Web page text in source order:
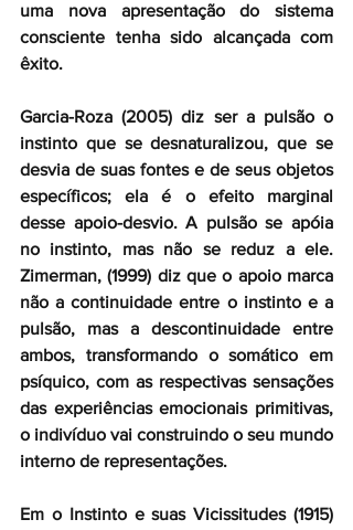
uma nova apresentação do sistema
consciente tenha sido alcançada com
êxito.
Garcia-Roza (2005) diz ser a pulsão o
instinto que se desnaturalizou, que se
desvia de suas fontes e de seus objetos
específicos; ela é o efeito marginal
desse apoio-desvio. A pulsão se apóia
no instinto, mas não se reduz a ele.
Zimerman, (1999) diz que o apoio marca
não a continuidade entre o instinto e a
pulsão, mas a descontinuidade entre
ambos, transformando o somático em
psíquico, com as respectivas sensações
das experiências emocionais primitivas,
o indivíduo vai construindo o seu mundo
interno de representações.
Em o Instinto e suas Vicissitudes (1915)